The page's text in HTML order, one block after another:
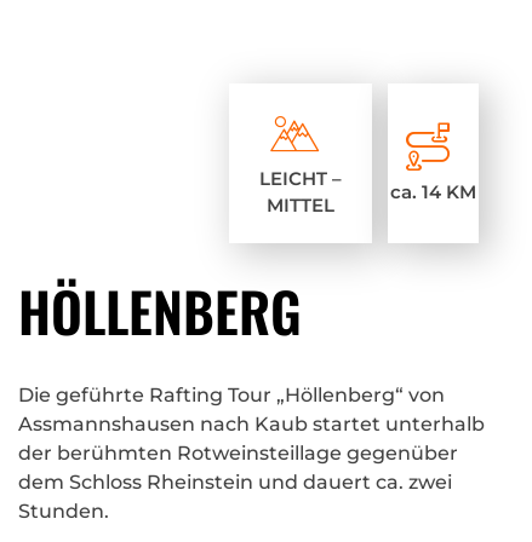
LEICHT –
MITTEL
ca. 14 KM
HÖLLENBERG
Die geführte Rafting Tour „Höllenberg“ von
Assmannshausen nach Kaub startet unterhalb
der berühmten Rotweinsteillage gegenüber
dem Schloss Rheinstein und dauert ca. zwei
Stunden.